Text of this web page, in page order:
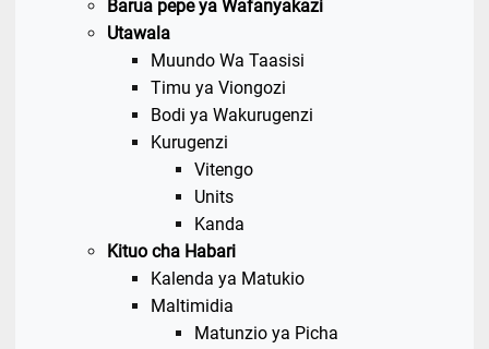
Barua pepe ya Wafanyakazi
Utawala
Muundo Wa Taasisi
Timu ya Viongozi
Bodi ya Wakurugenzi
Kurugenzi
Vitengo
Units
Kanda
Kituo cha Habari
Kalenda ya Matukio
Maltimidia
Matunzio ya Picha